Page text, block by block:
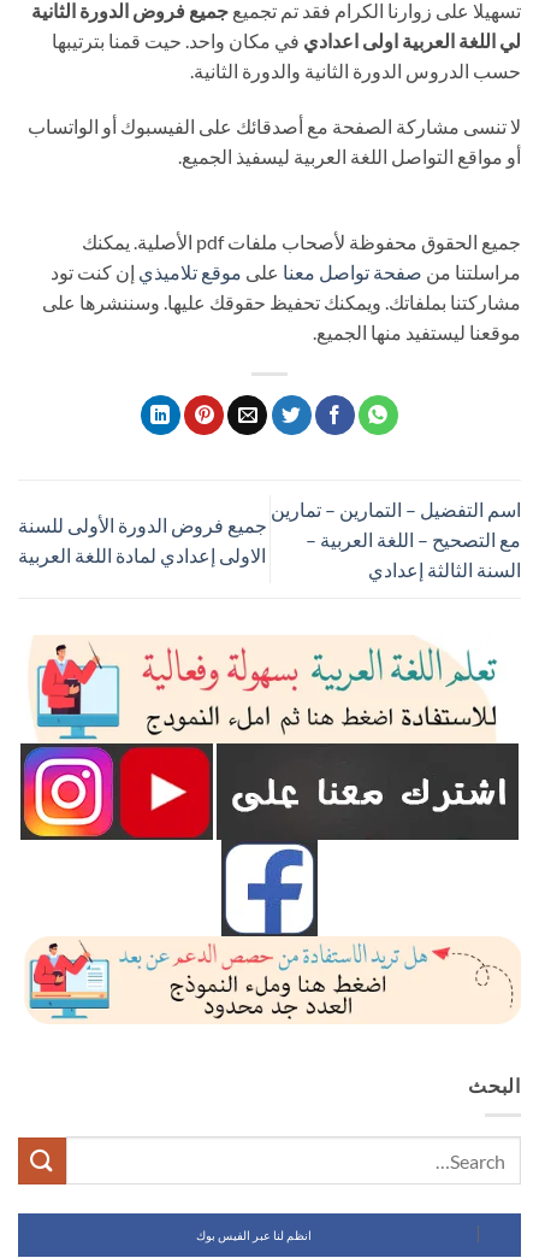
تسهيلا على زوارنا الكرام فقد تم تجميع جميع فروض الدورة الثانية
لي اللغة العربية اولى اعدادي في مكان واحد. حيت قمنا بترتيبها
حسب الدروس الدورة الثانية والدورة الثانية.
لا تنسى مشاركة الصفحة مع أصدقائك على الفيسبوك أو الواتساب
أو مواقع التواصل اللغة العربية ليسفيذ الجميع.
جميع الحقوق محفوظة لأصحاب ملفات pdf الأصلية. يمكنك
مراسلتنا من صفحة تواصل معنا على موقع تلاميذي إن كنت تود
مشاركتنا بملفاتك. ويمكنك تحفيظ حقوقك عليها. وسننشرها على
موقعنا ليستفيد منها الجميع.
اسم التفضيل – التمارين – تمارين
مع التصحيح – اللغة العربية –
السنة الثالثة إعدادي
جميع فروض الدورة الأولى للسنة
الاولى إعدادي لمادة اللغة العربية
البحث
انظم لنا عبر الفيس بوك